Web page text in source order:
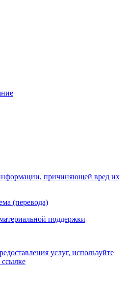
причиняющей вред их
(перевода)
поддержки
услуг, используйте